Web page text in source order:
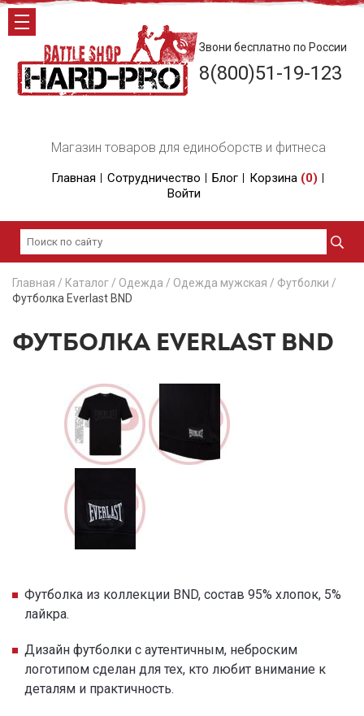
Магазин товаров для единоборств и фитнеса
Главная Сотрудничество Блог Корзина (0)
Войти
Звони бесплатно по России
8(800)51-19-123
Главная / Каталог / Одежда / Одежда мужская / Футболки /
Футболка Everlast BND
ФУТБОЛКА EVERLAST BND
Футболка из коллекции BND, состав 95% хлопок, 5%
лайкра.
Дизайн футболки с аутентичным, неброским
логотипом сделан для тех, кто любит внимание к
деталям и практичность.